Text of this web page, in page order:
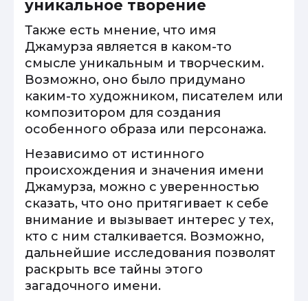
уникальное творение
Также есть мнение, что имя
Джамурза является в каком-то
смысле уникальным и творческим.
Возможно, оно было придумано
каким-то художником, писателем или
композитором для создания
особенного образа или персонажа.
Независимо от истинного
происхождения и значения имени
Джамурза, можно с уверенностью
сказать, что оно притягивает к себе
внимание и вызывает интерес у тех,
кто с ним сталкивается. Возможно,
дальнейшие исследования позволят
раскрыть все тайны этого
загадочного имени.